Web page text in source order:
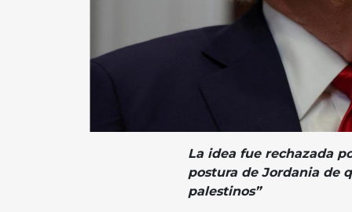
La idea fue rechazada
postura de Jordania de
palestinos”